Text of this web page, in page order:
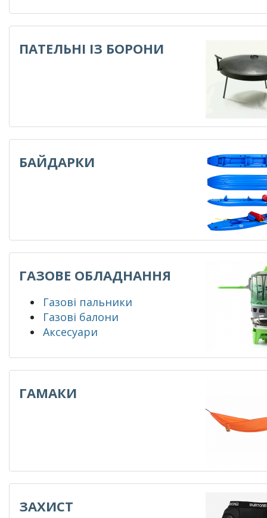
ЗАХИСТ
ГАМАКИ
ГАЗОВЕ ОБЛАДНАННЯ
Газові пальники
Газові балони
Аксесуари
БАЙДАРКИ
ПАТЕЛЬНІ ІЗ БОРОНИ